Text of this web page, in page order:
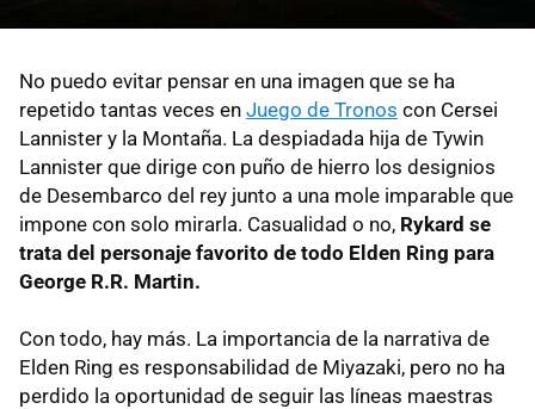
No puedo evitar pensar en una imagen que se ha
repetido tantas veces en Juego de Tronos con Cersei
Lannister y la Montaña. La despiadada hija de Tywin
Lannister que dirige con puño de hierro los designios
de Desembarco del rey junto a una mole imparable que
impone con solo mirarla. Casualidad o no, Rykard se
trata del personaje favorito de todo Elden Ring para
George R.R. Martin.
Con todo, hay más. La importancia de la narrativa de
Elden Ring es responsabilidad de Miyazaki, pero no ha
perdido la oportunidad de seguir las líneas maestras